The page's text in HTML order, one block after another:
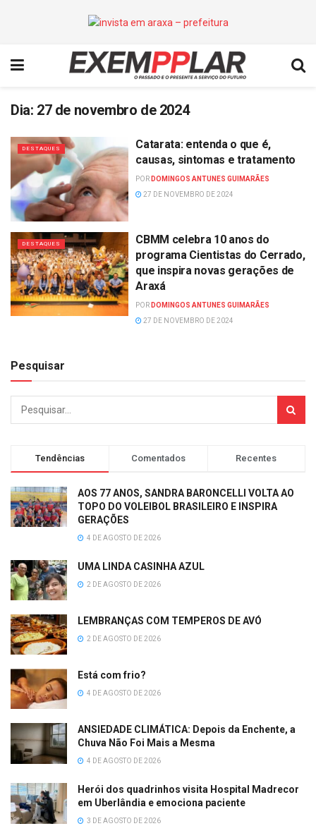
Dia: 27 de novembro de 2024
DESTAQUES
Catarata: entenda o que é,
causas, sintomas e tratamento
POR DOMINGOS ANTUNES GUIMARÃES
27 DE NOVEMBRO DE 2024
DESTAQUES
CBMM celebra 10 anos do
programa Cientistas do Cerrado,
que inspira novas gerações de
Araxá
POR DOMINGOS ANTUNES GUIMARÃES
27 DE NOVEMBRO DE 2024
Pesquisar
Tendências Comentados Recentes
AOS 77 ANOS, SANDRA BARONCELLI VOLTA AO
TOPO DO VOLEIBOL BRASILEIRO E INSPIRA
GERAÇÕES
4 DE AGOSTO DE 2026
UMA LINDA CASINHA AZUL
2 DE AGOSTO DE 2026
LEMBRANÇAS COM TEMPEROS DE AVÓ
2 DE AGOSTO DE 2026
Está com frio?
4 DE AGOSTO DE 2026
ANSIEDADE CLIMÁTICA: Depois da Enchente, a
Chuva Não Foi Mais a Mesma
4 DE AGOSTO DE 2026
Herói dos quadrinhos visita Hospital Madrecor
em Uberlândia e emociona paciente
3 DE AGOSTO DE 2026